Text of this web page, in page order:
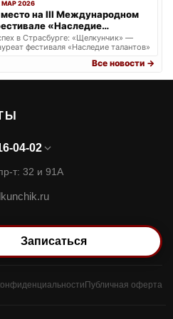
МАР 2026
место на III Международном
«Наследие
в г. Страсбурге.
в Страсбурге: «Щелкунчик» —
фестиваля «Наследие талантов»
Все новости →
04-02
т: 32 и 91А
Записаться
Публичная оферта